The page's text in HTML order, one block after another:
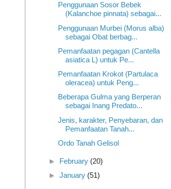
Penggunaan Sosor Bebek
(Kalanchoe pinnata) sebagai...
Penggunaan Murbei (Morus alba)
sebagai Obat berbag...
Pemanfaatan pegagan (Cantella
asiatica L) untuk Pe...
Pemanfaatan Krokot (Partulaca
oleracea) untuk Peng...
Beberapa Gulma yang Berperan
sebagai Inang Predato...
Jenis, karakter, Penyebaran, dan
Pemanfaatan Tanah...
Ordo Tanah Gelisol
► February (20)
► January (51)